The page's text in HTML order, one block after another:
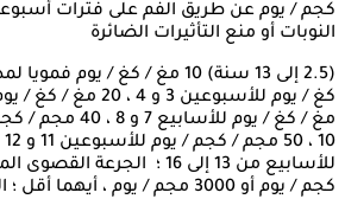
كجم / يوم عن طريق الفم على فترات
النوبات أو منع التأثيرات الضائرة